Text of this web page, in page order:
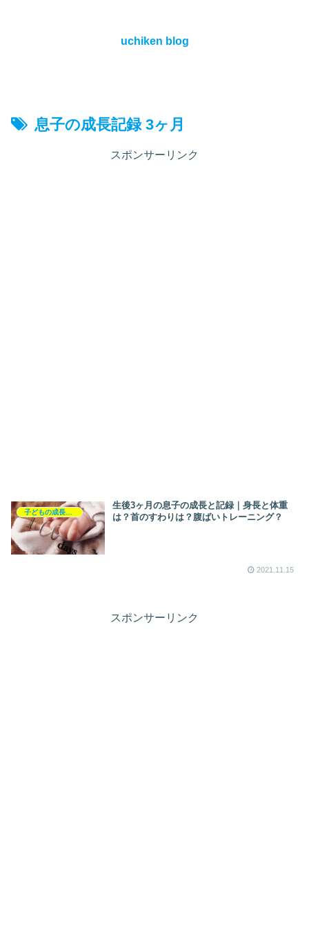
uchiken blog
息子の成長記録 3ヶ月
スポンサーリンク
生後3ヶ月の息子の成長と記録｜身長と体重
は？首のすわりは？腹ばいトレーニング？
2021.11.15
スポンサーリンク